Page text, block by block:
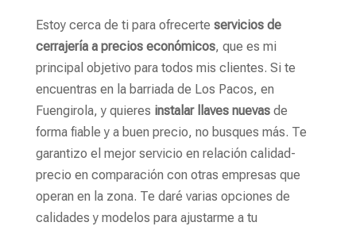
Estoy cerca de ti para ofrecerte servicios de
cerrajería a precios económicos, que es mi
principal objetivo para todos mis clientes. Si te
encuentras en la barriada de Los Pacos, en
Fuengirola, y quieres instalar llaves nuevasde
forma fiable y a buen precio, no busques más. Te
garantizo el mejor servicio en relación calidad-
precio en comparación con otras empresas que
operan en la zona. Te daré varias opciones de
calidades y modelos para ajustarme a tu